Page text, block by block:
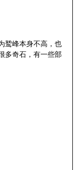
鹫峰本身不高，也
多奇石，有一些部